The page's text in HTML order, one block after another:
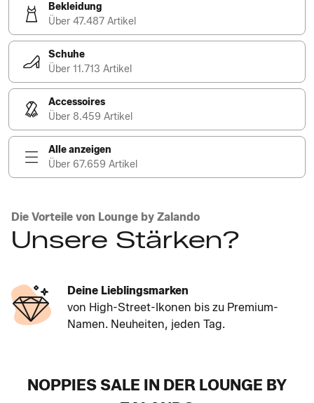
Bekleidung
Über 47.487 Artikel
Schuhe
Über 11.713 Artikel
Accessoires
Über 8.459 Artikel
Alle anzeigen
Über 67.659 Artikel
Die Vorteile von Lounge by Zalando
Unsere Stärken?
Deine Lieblingsmarken
von High-Street-Ikonen bis zu Premium-
Namen. Neuheiten, jeden Tag.
NOPPIES SALE IN DER LOUNGE BY